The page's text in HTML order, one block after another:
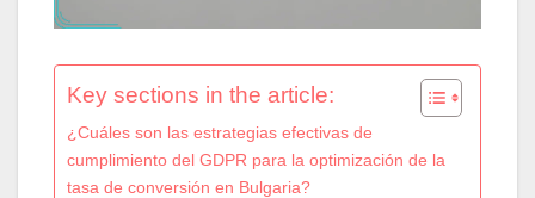
Key sections in the article:
¿Cuáles son las estrategias efectivas de
cumplimiento del GDPR para la optimización de la
tasa de conversión en Bulgaria?